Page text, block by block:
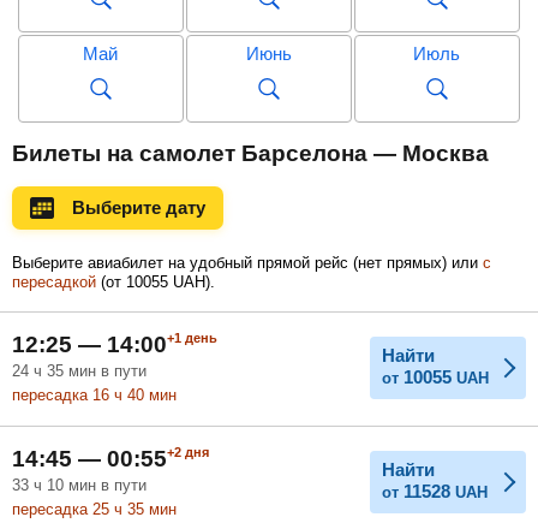
Май Июнь Июль
Сентябрь Октябрь
Ноябрь
Билеты на самолет Барселона — Москва
Выберите дату
Выберите авиабилет на удобный прямой рейс (нет прямых) или с
пересадкой (от 10055 UAH).
12:25 — 14:00+1 день
24 ч 35 мин в пути
пересадка 16 ч 40 мин
Найти
от 10055 UAH
14:45 — 00:55+2 дня
33 ч 10 мин в пути
пересадка 25 ч 35 мин
Найти
от 11528 UAH